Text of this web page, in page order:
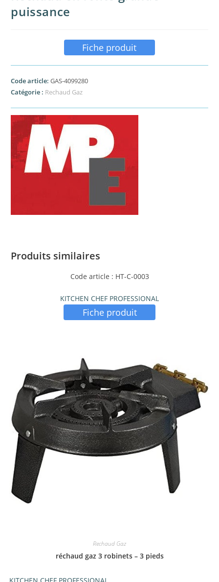
puissance
Fiche produit
Code article:GAS-4099280
Catégorie : Rechaud Gaz
Produits similaires
Code article : HT-C-0003
KITCHEN CHEF PROFESSIONAL
Fiche produit
Rechaud Gaz
réchaud gaz 3 robinets – 3 pieds